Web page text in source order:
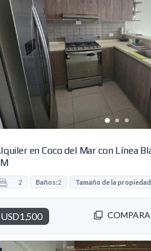
A
D
O
M
I
N
I
C
A
en Coco del Mar con Línea
USD1,500
2 Baños:2 Tamaño de la